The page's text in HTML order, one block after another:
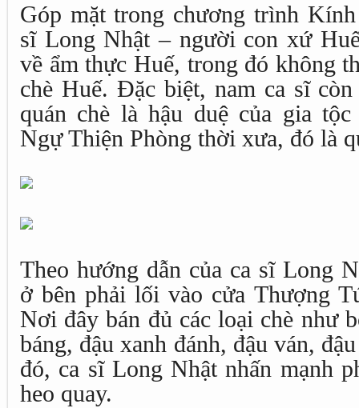
Góp mặt trong chương trình
sĩ Long Nhật – người con xứ
về ẩm thực Huế, trong đó không
chè Huế. Đặc biệt, nam ca sĩ
quán chè là hậu duệ của gia
Ngự Thiện Phòng thời xưa, đó là
Theo hướng dẫn của ca sĩ Long
ở bên phải lối vào cửa Thượng
Nơi đây bán đủ các loại chè như
báng, đậu xanh đánh, đậu ván,
đó, ca sĩ Long Nhật nhấn mạnh
heo quay.